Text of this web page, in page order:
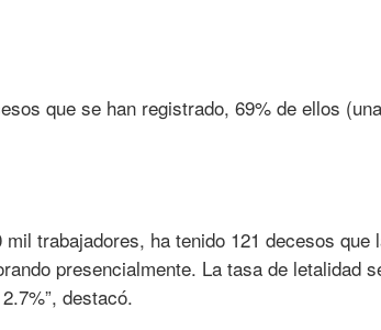
que se han registrado, 69% de ellos
trabajadores, ha tenido 121 decesos que
presencialmente. La tasa de letalidad
destacó.